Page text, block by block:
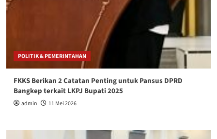
POLITIK & PEMERINTAHAN
FKKS Berikan 2 Catatan Penting untuk Pansus DPRD
Bangkep terkait LKPJ Bupati 2025
admin 11 Mei 2026